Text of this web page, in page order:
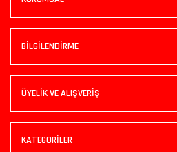
BİLGİLENDİRME
ÜYELİK VE ALIŞVERİŞ
KATEGORİLER